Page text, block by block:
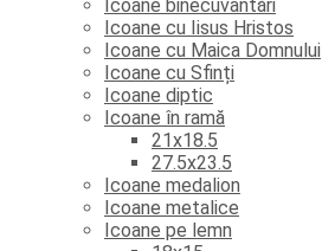
Icoane binecuvântări
Icoane cu Iisus Hristos
Icoane cu Maica Domnului
Icoane cu Sfinți
Icoane diptic
Icoane în ramă
21x18.5
27.5x23.5
Icoane medalion
Icoane metalice
Icoane pe lemn